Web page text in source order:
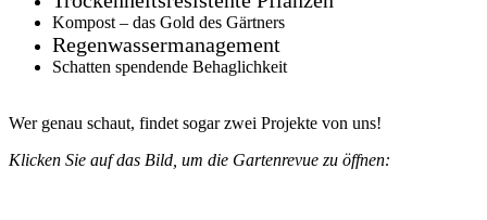
Kompost – das Gold des Gärtners
Regenwassermanagement
Schatten spendende Behaglichkeit
Wer genau schaut, findet sogar zwei Projekte von uns!
Klicken Sie auf das Bild, um die Gartenrevue zu öffnen: